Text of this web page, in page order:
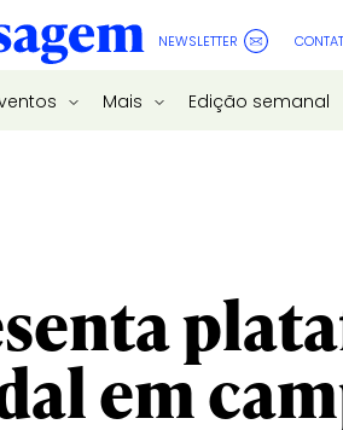
NEWSLETTER
Mais Edição semanal
em